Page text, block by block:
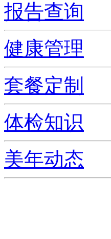
报告查询
健康管理
套餐定制
体检知识
美年动态